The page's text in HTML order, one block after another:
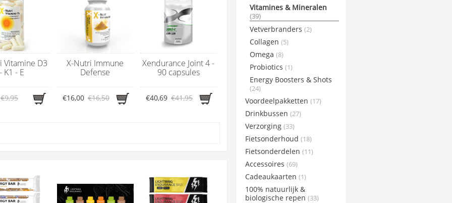
Vitamine D3
- K1 - E
€9,95
X-Nutri Immune
Defense
€16,00 €16,50
Xendurance Joint 4 -
90 capsules
€40,69 €41,95
Winaar Socks
X-Nutri
Vitamines & Mineralen
(39)
Vetverbranders (2)
Collagen (5)
Omega (8)
Probiotics (1)
Energy Boosters & Shots
(24)
Voordeelpakketten (17)
Drinkbussen (27)
Verzorging (33)
Fietsonderhoud (18)
Fietsonderdelen (11)
Accessoires (69)
Cadeaukaarten (1)
100% natuurlijk &
biologische repen (33)